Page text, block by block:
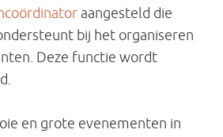
aangesteld die
bij het organiseren
Deze functie wordt
en grote evenementen in